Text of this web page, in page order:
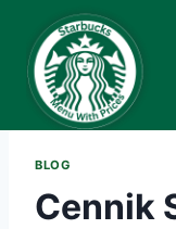
content
BLOG
Cennik